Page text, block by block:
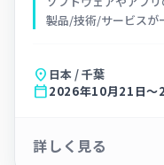
製品/技術/サービスが
location_on 日本 / 千葉
calendar_today2026年10月21日～
詳しく見る